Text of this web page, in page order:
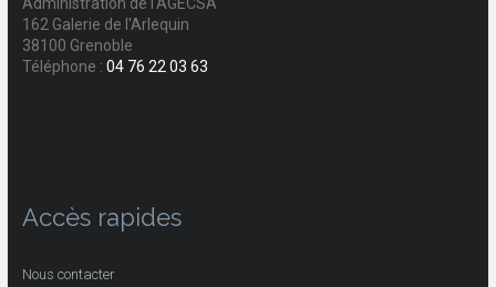
162 Galerie de l'Arlequin
38100 Grenoble
Téléphone : 04 76 22 03 63
Accès rapides
Nous contacter